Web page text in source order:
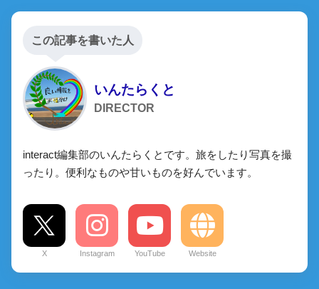
この記事を書いた人
いんたらくと
DIRECTOR
interact編集部のいんたらくとです。旅をしたり写真を撮
ったり。便利なものや甘いものを好んでいます。
X Instagram YouTube Website